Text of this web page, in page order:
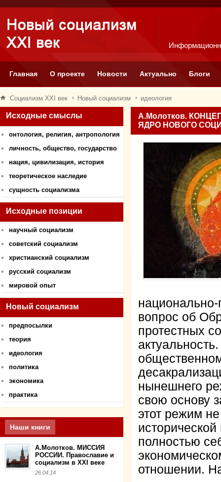
Главная О проекте Новости Актуально Блоги
Социализм XXI век Новый социализм идеология
Исходные смыслы
онтология, религия, антропология
личность, общество, государство
нация, цивилизация, история
теоретическое наследие
сущность социализма
Исходные позиции
научный социализм
советский социализм
христианский социализм
русский социализм
мировой опыт
Новый социализм
предпосылки
теория
идеология
политика
экономика
практика
Наши книги
А.Молотков. МИССИЯ
РОССИИ. Православие и
социализм в XXI веке
26.04.14
А.Молотков.
ЯДРО НОВОГО
национально-
вопрос об
протестных
нынешнего
свою основу
этот режим
полностью
отношении.